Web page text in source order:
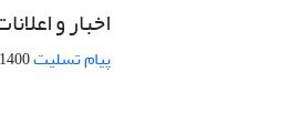
اخبار و
پیام تسلیت1400-09-12